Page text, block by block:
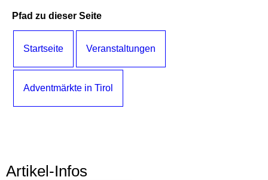
Pfad zu dieser Seite
Startseite Veranstaltungen
Adventmärkte in Tirol
Artikel-Infos